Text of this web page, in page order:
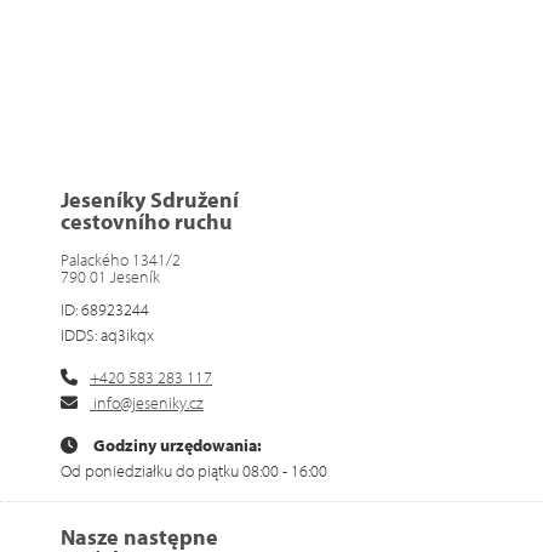
Jeseníky Sdružení
cestovního ruchu
Palackého 1341/2
790 01 Jeseník
ID: 68923244
IDDS: aq3ikqx
+420 583 283 117
info@jeseniky.cz
Godziny urzędowania:
Od poniedziałku do piątku 08:00 - 16:00
Nasze następne